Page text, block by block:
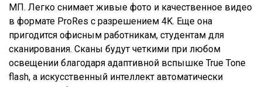
МП. Легко снимает живые фото и качественное видео
в формате ProRes с разрешением 4K. Еще она
пригодится офисным работникам, студентам для
сканирования. Сканы будут четкими при любом
освещении благодаря адаптивной вспышке True Tone
flash, а искусственный интеллект автоматически